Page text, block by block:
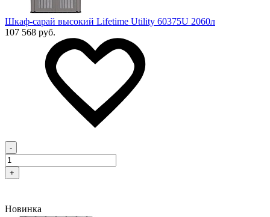
Шкаф-сарай высокий Lifetime Utility 60375U 2060л
107 568 руб.
-
+
Новинка